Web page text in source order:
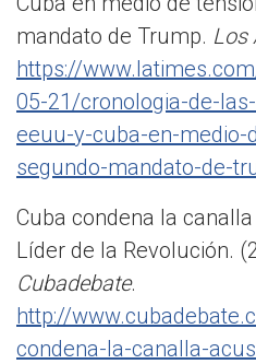
mandato de Trump. Los
https://
05-21/cronologia-de-
eeuu-y-cuba-en-medio-
segundo-mandato-de-
Cuba condena la
Líder de la Revolución.
Cubadebate.
http://
condena-la-canalla-